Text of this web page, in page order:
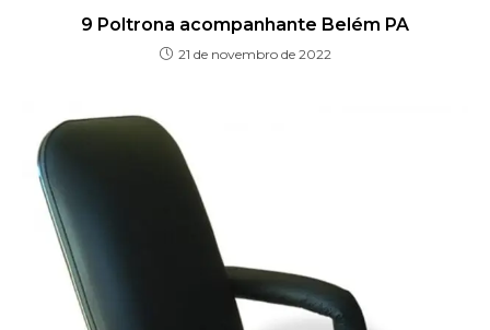
9 Poltrona acompanhante Belém PA
21 de novembro de 2022